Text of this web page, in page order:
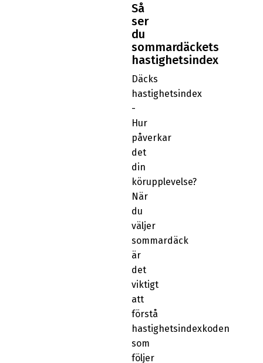
Så
ser
du
sommardäckets
hastighetsindex
Däcks
hastighetsindex
-
Hur
påverkar
det
din
körupplevelse?
När
du
väljer
sommardäck
är
det
viktigt
att
förstå
hastighetsindexkoden
som
följer